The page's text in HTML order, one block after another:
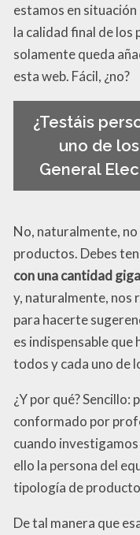
estamos en
la calidad final de
solamente queda
esta web. Fácil, ¿no?
¿Testáis
uno de
General
No, naturalmente,
productos. Debes
con una cantidad
y, naturalmente, nos
para hacerte
es indispensable
todos y cada uno de
¿Y por qué? Sencillo:
conformado por
cuando
ello la persona del
tipología de
De tal manera que